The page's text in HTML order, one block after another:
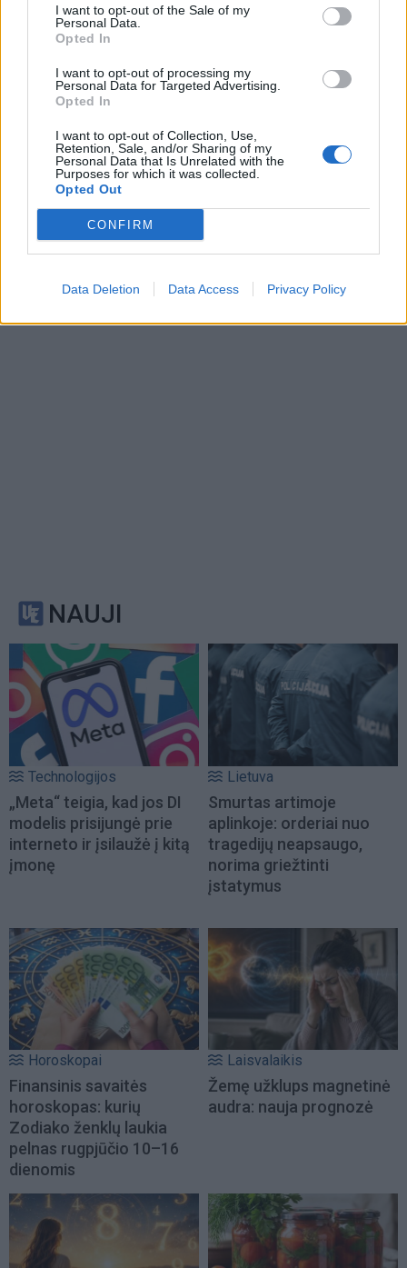
I want to opt-out of the Sale of my
Personal Data.
Opted In
I want to opt-out of processing my
Personal Data for Targeted Advertising.
Opted In
I want to opt-out of Collection, Use,
Retention, Sale, and/or Sharing of my
Personal Data that Is Unrelated with the
Purposes for which it was collected.
Opted Out
CONFIRM
Data Deletion Data Access Privacy Policy
neatsakytus prezidento
epochos klausimus
remontuojama svarbi
Klaipėdos pulsas
Klaipėdoje - prancūzų
laivas, kuriame galima
išgirsti banginių ir delfinų
skleidžiamus garsus
Nusitrynęs ženklinimas
atnaujins tik baigus
prospekto rekonstrukciją
(5)
NAUJI
Technologijos
„Meta“ teigia, kad jos DI
modelis prisijungė prie
interneto ir įsilaužė į kitą
įmonę
Lietuva
Smurtas artimoje
aplinkoje: orderiai nuo
tragedijų neapsaugo,
norima griežtinti
įstatymus
Horoskopai
Finansinis savaitės
horoskopas: kurių
Zodiako ženklų laukia
pelnas rugpjūčio 10–16
dienomis
Laisvalaikis
Žemę užklups magnetinė
audra: nauja prognozė